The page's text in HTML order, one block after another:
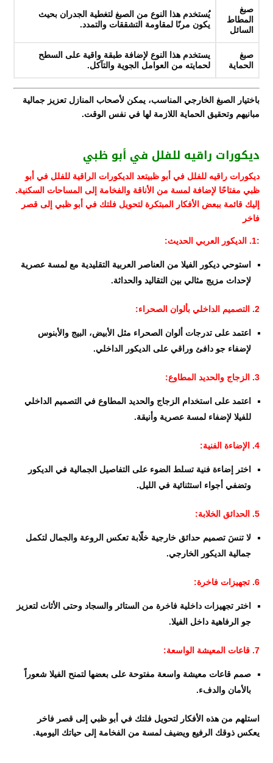
صبغ
المطاط
السائل
يُستخدم هذا النوع من الصبغ لتغطية الجدران بحيث
يكون مرنًا لمقاومة التشققات والتمدد.
صبغ
الحماية
يستخدم هذا النوع لإضافة طبقة واقية على السطح
لحمايته من العوامل الجوية والتآكل.
باختيار الصبغ الخارجي المناسب، يمكن لأصحاب المنازل تعزيز جمالية
مبانيهم وتحقيق الحماية اللازمة لها في نفس الوقت.
ديكورات راقيه للفلل في أبو ظبي
ديكورات راقيه للفلل في أبو ظبيتعد الديكورات الراقية للفلل في أبو
ظبي مفتاحًا لإضافة لمسة من الأناقة والفخامة إلى المساحات السكنية.
إليك قائمة ببعض الأفكار المبتكرة لتحويل فلتك في أبو ظبي إلى قصر
فاخر
:1. الديكور العربي الحديث:
استوحي ديكور الفيلا من العناصر العربية التقليدية مع لمسة عصرية
لإحداث مزيج مثالي بين التقاليد والحداثة.
2. التصميم الداخلي بألوان الصحراء:
اعتمد على تدرجات ألوان الصحراء مثل الأبيض، البيج والأبنوس
لإضفاء جو دافئ وراقي على الديكور الداخلي.
3. الزجاج والحديد المطاوع:
اعتمد على استخدام الزجاج والحديد المطاوع في التصميم الداخلي
للفيلا لإضفاء لمسة عصرية وأنيقة.
4. الإضاءة الفنية:
اختر إضاءة فنية تسلط الضوء على التفاصيل الجمالية في الديكور
وتضفي أجواء استثنائية في الليل.
5. الحدائق الخلابة:
لا تنسَ تصميم حدائق خارجية خلّابة تعكس الروعة والجمال لتكمل
جمالية الديكور الخارجي.
6. تجهيزات فاخرة:
اختر تجهيزات داخلية فاخرة من الستائر والسجاد وحتى الأثاث لتعزيز
جو الرفاهية داخل الفيلا.
7. قاعات المعيشة الواسعة:
صمم قاعات معيشة واسعة مفتوحة على بعضها لتمنح الفيلا شعوراً
بالأمان والدفء.
استلهم من هذه الأفكار لتحويل فلتك في أبو ظبي إلى قصر فاخر
يعكس ذوقك الرفيع ويضيف لمسة من الفخامة إلى حياتك اليومية.